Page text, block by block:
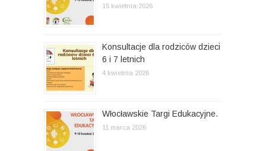
15 kwietnia 2026
Konsultacje dla rodziców dzieci
6 i 7 letnich
4 kwietnia 2026
Włocławskie Targi Edukacyjne.
11 marca 2026